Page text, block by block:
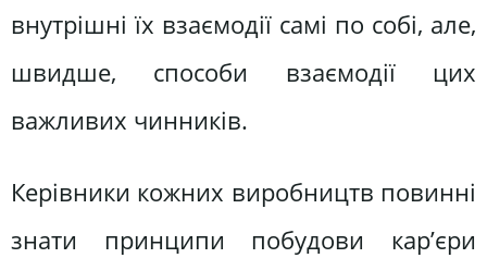
внутрішні їх взаємодії самі по собі, але,
швидше, способи взаємодії цих
важливих чинників.
Керівники кожних виробництв повинні
знати принципи побудови кар’єри